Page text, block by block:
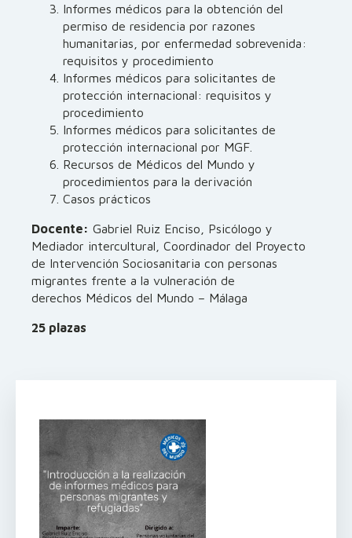
Informes médicos para la obtención del
permiso de residencia por razones
humanitarias, por enfermedad sobrevenida:
requisitos y procedimiento
Informes médicos para solicitantes de
protección internacional: requisitos y
procedimiento
Informes médicos para solicitantes de
protección internacional por MGF.
Recursos de Médicos del Mundo y
procedimientos para la derivación
Casos prácticos
Docente: Gabriel Ruiz Enciso, Psicólogo y
Mediador intercultural, Coordinador del Proyecto
de Intervención Sociosanitaria con personas
migrantes frente a la vulneración de
derechos Médicos del Mundo – Málaga
25 plazas